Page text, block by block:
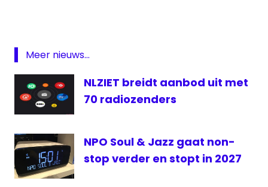
Network
Radio
Ruud
Ruud
de
Wild
Coach
Meer nieuws...
NLZIET breidt aanbod uit met
70 radiozenders
NPO Soul & Jazz gaat non-
stop verder en stopt in 2027